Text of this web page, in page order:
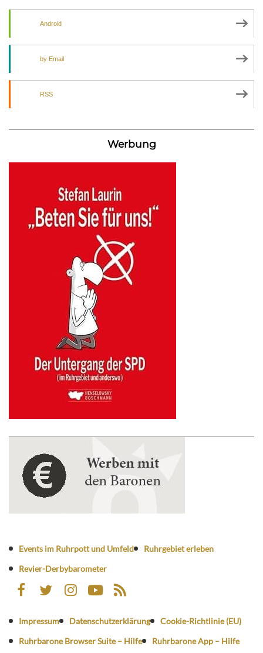
Android
by Email
RSS
Werbung
Events im Ruhrpott und Umfeld
Ruhrgebiet erleben
Revier-Derbybarometer
Impressum Datenschutzerklärung
Cookie-Richtlinie (EU)
Ruhrbarone Browser Suite – Hilfe
Ruhrbarone App – Hilfe